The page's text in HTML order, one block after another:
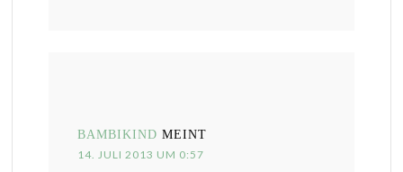
BAMBIKIND MEINT
14. JULI 2013 UM 0:57